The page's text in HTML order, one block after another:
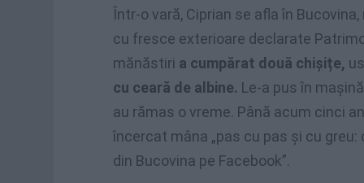
Într-o vară, Ciprian se afla în
cu fresce exterioare declarate
mănăstiri a cumpărat două chișițe,
cu ceară de albine. Le-a pus în
au rămas o vreme. Până acum cinci
încercat mâna „pas cu pas și cu
din Bucovina pe Facebook”.